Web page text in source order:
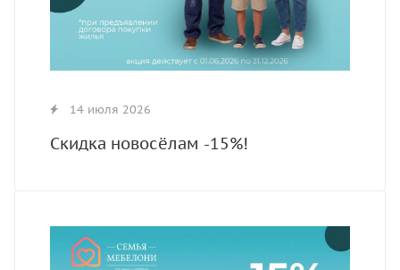
14 июля 2026
Скидка новосёлам -15%!